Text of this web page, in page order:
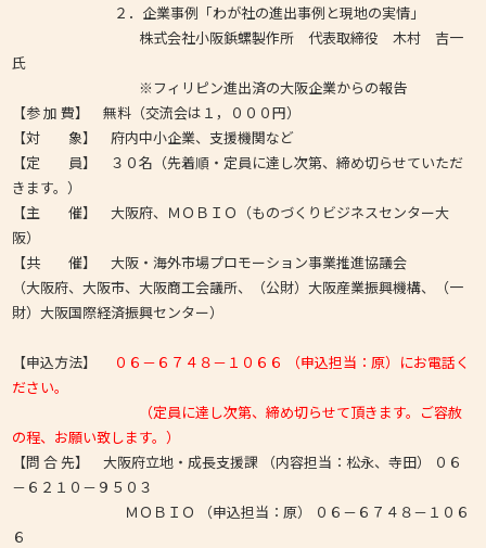
２．企業事例「わが社の進出事例と現地の実情」
株式会社小阪鋲螺製作所 代表取締役 木村 吉一
氏
※フィリピン進出済の大阪企業からの報告
【参 加 費】 無料（交流会は１，０００円）
【対 象】 府内中小企業、支援機関など
【定 員】 ３０名（先着順・定員に達し次第、締め切らせていただ
きます。）
【主 催】 大阪府、ＭＯＢＩＯ（ものづくりビジネスセンター大
阪）
【共 催】 大阪・海外市場プロモーション事業推進協議会
（大阪府、大阪市、大阪商工会議所、（公財）大阪産業振興機構、（一
財）大阪国際経済振興センター）
【申込方法】
０６－６７４８－１０６６ （申込担当：原）にお電話く
ださい。
（定員に達し次第、締め切らせて頂きます。ご容赦
の程、お願い致します。）
【問 合 先】 大阪府立地・成長支援課 （内容担当：松永、寺田） ０６
－６２１０－９５０３
ＭＯＢＩＯ （申込担当：原） ０６－６７４８－１０６
６